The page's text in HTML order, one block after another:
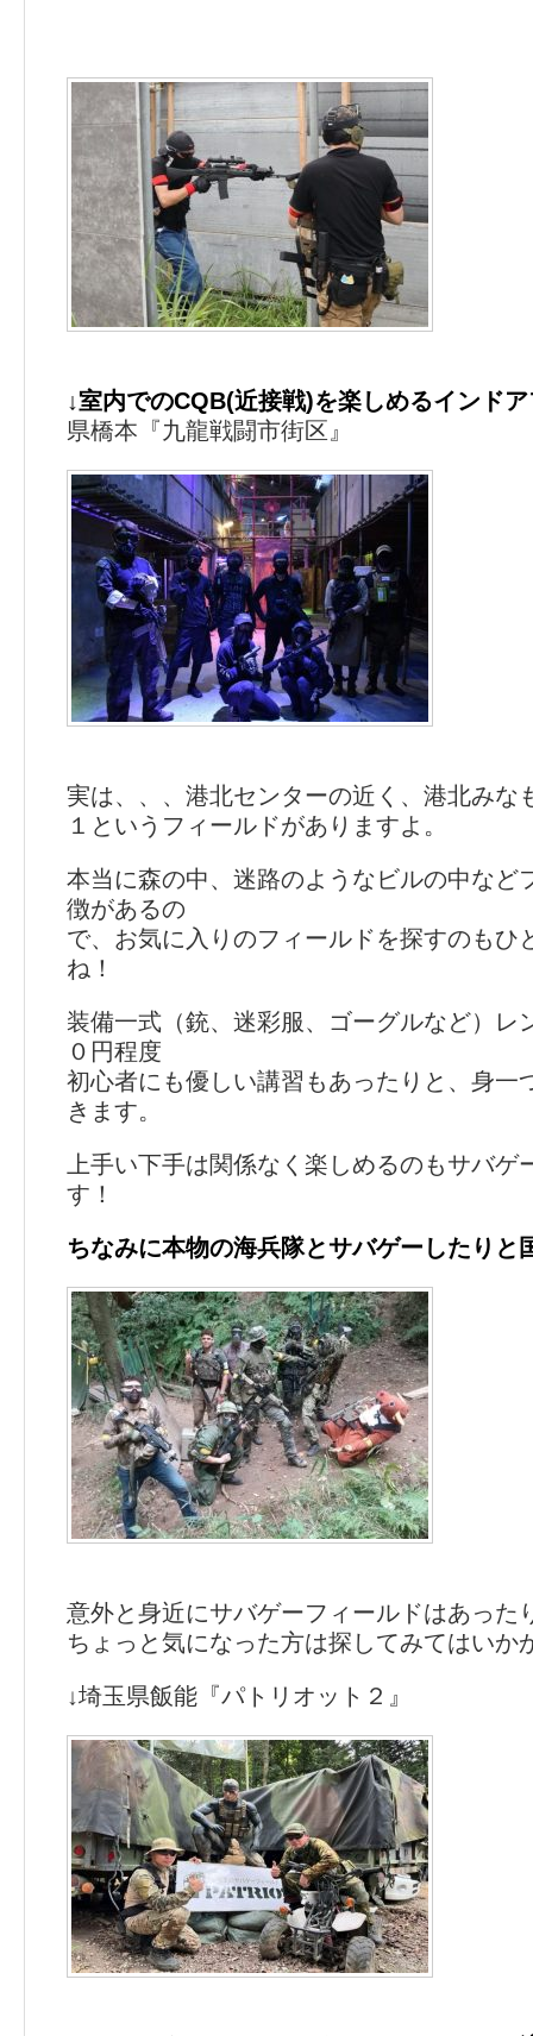
↓室内でのCQB(近接戦)を楽しめるインド
県橋本『九龍戦闘市街区』
実は、、、港北センターの近く、港北みな
１というフィールドがありますよ。
本当に森の中、迷路のようなビルの中など
徴があるの
で、お気に入りのフィールドを探すのもひ
ね！
装備一式（銃、迷彩服、ゴーグルなど）レ
０円程度
初心者にも優しい講習もあったりと、身一
きます。
上手い下手は関係なく楽しめるのもサバゲ
す！
ちなみに本物の海兵隊とサバゲーしたりと
意外と身近にサバゲーフィールドはあった
ちょっと気になった方は探してみてはいか
↓埼玉県飯能『パトリオット２』